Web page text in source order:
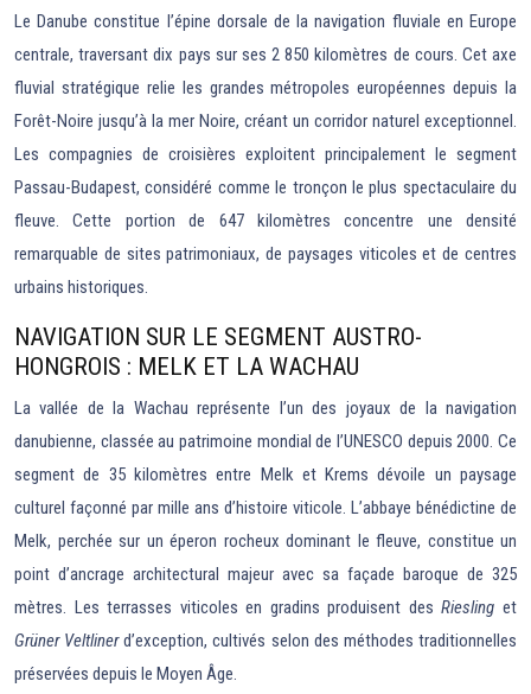
Le Danube constitue l’épine dorsale de la navigation fluviale en Europe
centrale, traversant dix pays sur ses 2 850 kilomètres de cours. Cet axe
fluvial stratégique relie les grandes métropoles européennes depuis la
Forêt-Noire jusqu’à la mer Noire, créant un corridor naturel exceptionnel.
Les compagnies de croisières exploitent principalement le segment
Passau-Budapest, considéré comme le tronçon le plus spectaculaire du
fleuve. Cette portion de 647 kilomètres concentre une densité
remarquable de sites patrimoniaux, de paysages viticoles et de centres
urbains historiques.
NAVIGATION SUR LE SEGMENT AUSTRO-
HONGROIS : MELK ET LA WACHAU
La vallée de la Wachau représente l’un des joyaux de la navigation
danubienne, classée au patrimoine mondial de l’UNESCO depuis 2000. Ce
segment de 35 kilomètres entre Melk et Krems dévoile un paysage
culturel façonné par mille ans d’histoire viticole. L’abbaye bénédictine de
Melk, perchée sur un éperon rocheux dominant le fleuve, constitue un
point d’ancrage architectural majeur avec sa façade baroque de 325
mètres. Les terrasses viticoles en gradins produisent desRiesling et
Grüner Veltlinerd’exception, cultivés selon des méthodes traditionnelles
préservées depuis le Moyen Âge.